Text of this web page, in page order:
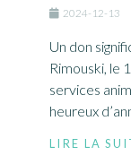
2024-12-13
Un don
Rimouski, le
services
heureux
LIRE LA